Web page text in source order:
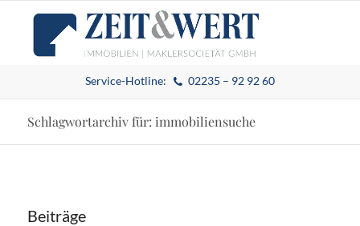
Service-Hotline: 02235 – 92 92 60
Schlagwortarchiv für: immobiliensuche
Beiträge